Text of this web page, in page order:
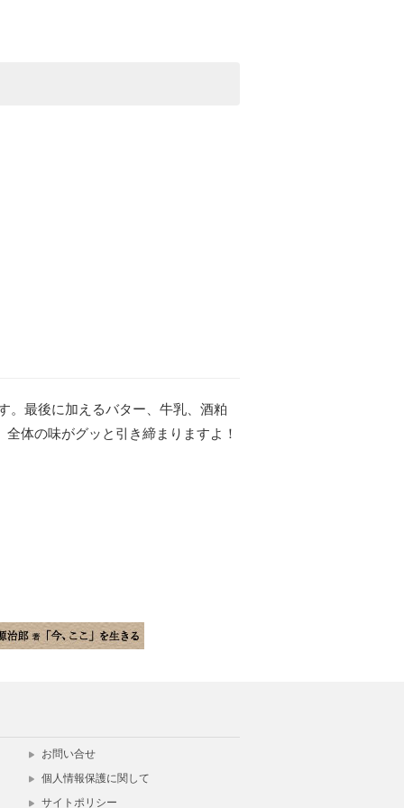
。最後に加えるバター、牛乳、酒粕
体の味がグッと引き締まりますよ！
お問い合せ
個人情報保護に関して
サイトポリシー